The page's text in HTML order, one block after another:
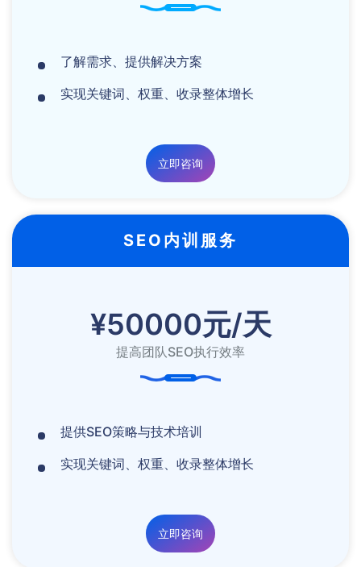
了解需求、提供解决方案
实现关键词、权重、收录整体增长
立即咨询
SEO内训服务
¥50000元/天
提高团队SEO执行效率
提供SEO策略与技术培训
实现关键词、权重、收录整体增长
立即咨询